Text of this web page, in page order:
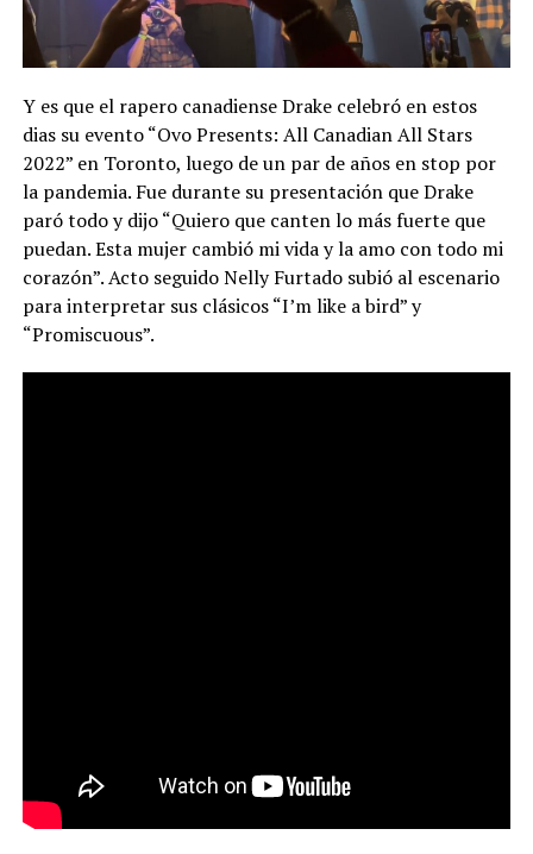
Y es que el rapero canadiense Drake celebró en estos
dias su evento “Ovo Presents: All Canadian All Stars
2022” en Toronto, luego de un par de años en stop por
la pandemia. Fue durante su presentación que Drake
paró todo y dijo “Quiero que canten lo más fuerte que
puedan. Esta mujer cambió mi vida y la amo con todo mi
corazón”. Acto seguido Nelly Furtado subió al escenario
para interpretar sus clásicos “I’m like a bird” y
“Promiscuous”.